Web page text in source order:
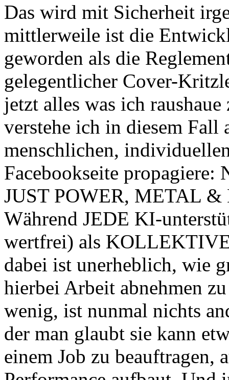
Das wird mit Sicherheit
mittlerweile ist die
geworden als die
gelegentlicher Cover-
jetzt alles was ich
verstehe ich in diesem Fall
menschlichen,
Facebookseite propagiere:
JUST POWER, METAL
Während JEDE KI-
wertfrei) als
dabei ist unerheblich, wie
hierbei Arbeit abnehmen
wenig, ist nunmal nichts
der man glaubt sie kann
einem Job zu beauftragen,